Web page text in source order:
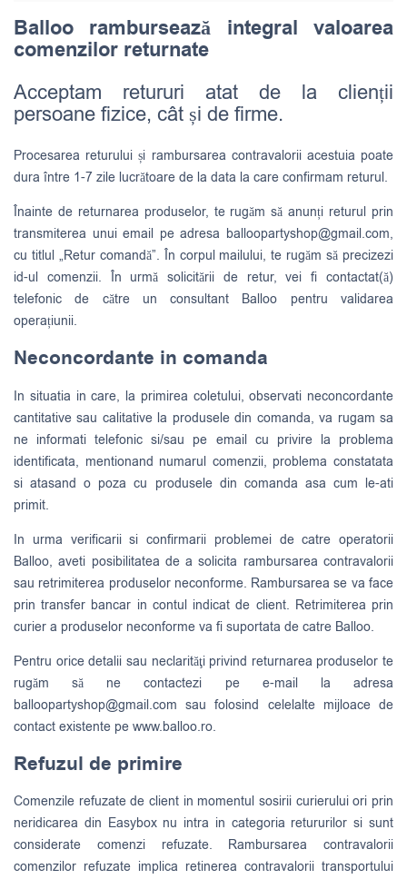
Balloo rambursează integral valoarea
comenzilor returnate
Acceptam retururi atat de la clienții
persoane fizice, cât și de firme.
Procesarea returului și rambursarea contravalorii acestuia poate
dura între 1-7 zile lucrătoare de la data la care confirmam returul.
Înainte de returnarea produselor, te rugăm să anunți returul prin
transmiterea unui email pe adresa balloopartyshop@gmail.com,
cu titlul „Retur comandă”. În corpul mailului, te rugăm să precizezi
id-ul comenzii. În urmă solicitării de retur, vei fi contactat(ă)
telefonic de către un consultant Balloo pentru validarea
operațiunii.
Neconcordante in comanda
In situatia in care, la primirea coletului, observati neconcordante
cantitative sau calitative la produsele din comanda, va rugam sa
ne informati telefonic si/sau pe email cu privire la problema
identificata, mentionand numarul comenzii, problema constatata
si atasand o poza cu produsele din comanda asa cum le-ati
primit.
In urma verificarii si confirmarii problemei de catre operatorii
Balloo, aveti posibilitatea de a solicita rambursarea contravalorii
sau retrimiterea produselor neconforme. Rambursarea se va face
prin transfer bancar in contul indicat de client. Retrimiterea prin
curier a produselor neconforme va fi suportata de catre Balloo.
Pentru orice detalii sau neclarităţi privind returnarea produselor te
rugăm să ne contactezi pe e-mail la adresa
balloopartyshop@gmail.com sau folosind celelalte mijloace de
contact existente pe www.balloo.ro.
Refuzul de primire
Comenzile refuzate de client in momentul sosirii curierului ori prin
neridicarea din Easybox nu intra in categoria retururilor si sunt
considerate comenzi refuzate. Rambursarea contravalorii
comenzilor refuzate implica retinerea contravalorii transportului